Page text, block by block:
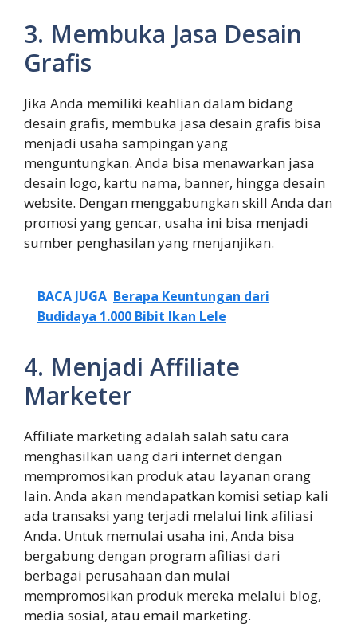
3. Membuka Jasa Desain
Grafis
Jika Anda memiliki keahlian dalam bidang
desain grafis, membuka jasa desain grafis bisa
menjadi usaha sampingan yang
menguntungkan. Anda bisa menawarkan jasa
desain logo, kartu nama, banner, hingga desain
website. Dengan menggabungkan skill Anda dan
promosi yang gencar, usaha ini bisa menjadi
sumber penghasilan yang menjanjikan.
BACA JUGA Berapa Keuntungan dari
Budidaya 1.000 Bibit Ikan Lele
4. Menjadi Affiliate
Marketer
Affiliate marketing adalah salah satu cara
menghasilkan uang dari internet dengan
mempromosikan produk atau layanan orang
lain. Anda akan mendapatkan komisi setiap kali
ada transaksi yang terjadi melalui link afiliasi
Anda. Untuk memulai usaha ini, Anda bisa
bergabung dengan program afiliasi dari
berbagai perusahaan dan mulai
mempromosikan produk mereka melalui blog,
media sosial, atau email marketing.